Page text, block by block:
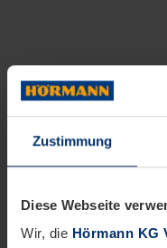
Zustimmung
Diese Webseite
Wir, die Hörmann KG